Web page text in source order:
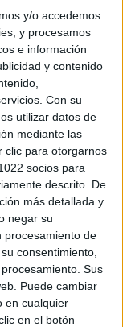
y/o accedemos
y procesamos
e información
y contenido
Con su
utilizar datos de
mediante las
clic para otorgarnos
socios para
descrito. De
más detallada y
negar su
procesamiento de
consentimiento,
Sus
Puede cambiar
en cualquier
en el botón